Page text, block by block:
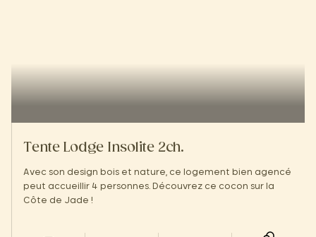
Tente Lodge Insolite 2ch.
Avec son design bois et nature, ce logement bien agencé
peut accueillir 4 personnes. Découvrez ce cocon sur la
Côte de Jade !